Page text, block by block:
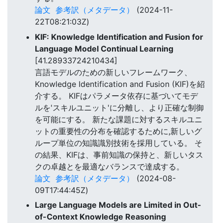
論文 参考訳（メタデータ）
(2024-11-
22T08:21:03Z)
KIF: Knowledge Identification and Fusion for
Language Model Continual Learning
[41.28933724210434]
言語モデルのための新しいフレームワーク、
Knowledge Identification and Fusion (KIF)を紹
介する。 KIFはパラメータ依存に基づいてモデ
ルを'スキルユニット'に分離し、より正確な制御
を可能にする。 新たな課題に対するスキルユニ
ットの重要性の分布を確認するために,新しいグ
ループ単位の知識識別技術を採用している。 そ
の結果、KIFは、事前知識の保持と、新しいタス
クの卓越とを最適なバランスで達成する。
論文 参考訳（メタデータ）
(2024-08-
09T17:44:45Z)
Large Language Models are Limited in Out-
of-Context Knowledge Reasoning